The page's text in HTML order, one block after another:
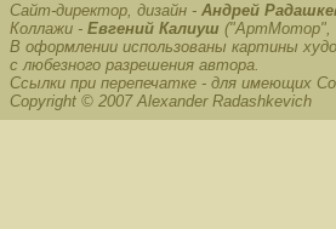
Сайт-директор, дизайн - Андрей
Коллажи - Евгений Калиуш ("АртМотор",
В оформлении использованы картины
с любезного разрешения автора.
Ссылки при перепечатке - для имеющих
Copyright © 2007 Alexander Radashkevich